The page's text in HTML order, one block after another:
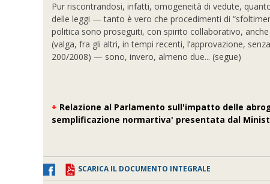
Pur riscontrandosi, infatti, omogeneità di vedute,
delle leggi — tanto è vero che procedimenti di
politica sono proseguiti, con spirito collaborativo,
(valga, fra gli altri, in tempi recenti, l’approvazione,
200/2008) — sono, invero, almeno due... (segue)
+ Relazione al Parlamento sull'impatto delle
semplificazione normartiva' presentata dal
SCARICA IL DOCUMENTO INTEGRALE